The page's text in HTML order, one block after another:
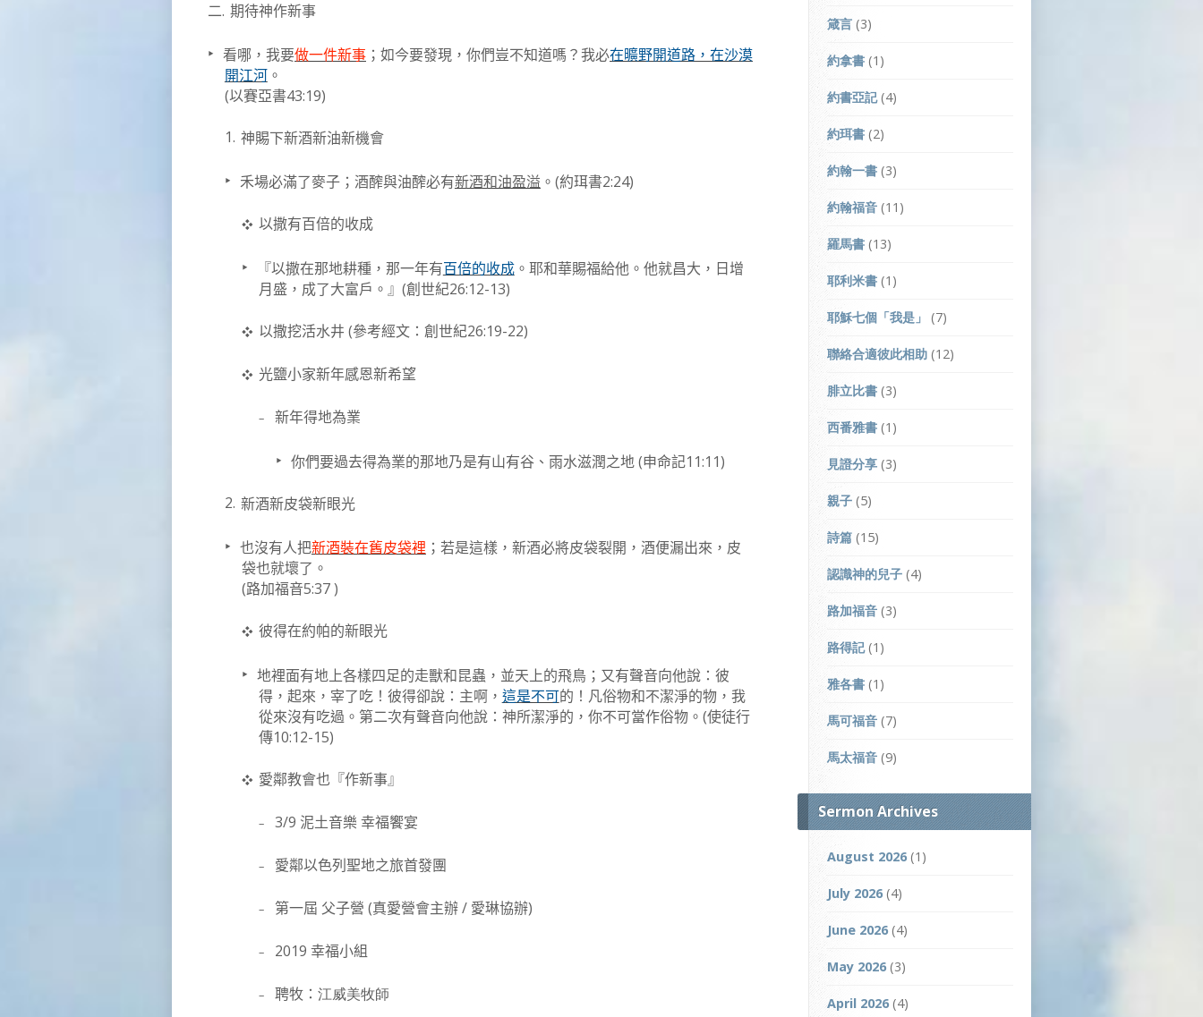
二. 期待神作新事
‣ 看哪，我要做一件新事 ；如今要發現，你們豈不知道嗎？我必在曠野開道路，在沙漠
開江河 。
(以賽亞書43:19)
1. 神賜下新酒新油新機會
‣ 禾場必滿了麥子；酒醡與油醡必有新酒和油盈溢 。 (約珥書2:24)
❖ 以撒有百倍的收成
‣ 『以撒在那地耕種，那一年有百倍的收成。耶和華賜福給他。他就昌大，日增
月盛，成了大富戶。』 (創世紀26:12-13)
❖ 以撒挖活水井 (參考經文： 創世紀26:19-22)
❖ 光鹽小家新年感恩新希望
– 新年得地為業
‣ 你們要過去得為業的那地乃是有山有谷、雨水滋潤之地 (申命記11:11)
2. 新酒新皮袋新眼光
‣ 也沒有人把新酒裝在舊皮袋裡 ；若是這樣，新酒必將皮袋裂開，酒便漏出來，皮
袋也就壞了。
(路加福音5:37 )
❖ 彼得在約帕的新眼光
‣
地裡面有地上各樣四足的走獸和昆蟲，並天上的飛鳥；又有聲音向他說：彼
得，起來，宰了吃！彼得卻說：主啊， 這是不可的！凡俗物和不潔淨的物，我
從來沒有吃過。第二次有聲音向他說：神所潔淨的，你不可當作俗物。 (使徒行
傳10:12-15)
❖ 愛鄰教會也『作新事』
– 3/9 泥土音樂 幸福饗宴
– 愛鄰以色列聖地之旅首發團
– 第一屆 父子營 (真愛營會主辦 / 愛琳協辦)
– 2019 幸福小組
– 聘牧： 江威美牧師
箴言 (3)
約拿書 (1)
約書亞記(4)
約珥書 (2)
約翰一書 (3)
約翰福音 (11)
羅馬書 (13)
耶利米書 (1)
耶穌七個「我是」 (7)
聯絡合適彼此相助 (12)
腓立比書 (3)
西番雅書 (1)
見證分享 (3)
親子 (5)
詩篇 (15)
認識神的兒子 (4)
路加福音 (3)
路得記(1)
雅各書 (1)
馬可福音 (7)
馬太福音 (9)
Sermon Archives
August 2026(1)
July 2026(4)
June 2026(4)
May 2026(3)
April 2026(4)